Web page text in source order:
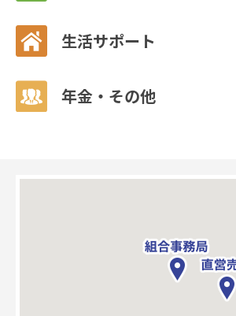
生活サポート
年金・その他